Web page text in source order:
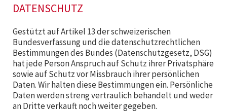
DATENSCHUTZ
Gestützt auf Artikel 13 der schweizerischen
Bundesverfassung und die datenschutzrechtlichen
Bestimmungen des Bundes (Datenschutzgesetz, DSG)
hat jede Person Anspruch auf Schutz ihrer Privatsphäre
sowie auf Schutz vor Missbrauch ihrer persönlichen
Daten. Wir halten diese Bestimmungen ein. Persönliche
Daten werden streng vertraulich behandelt und weder
an Dritte verkauft noch weiter gegeben.